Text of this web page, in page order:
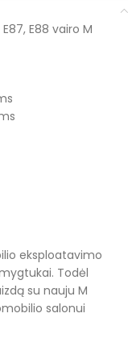
E87, E88 vairo M
eksploatavimo
Todėl
su nauju M
salonui